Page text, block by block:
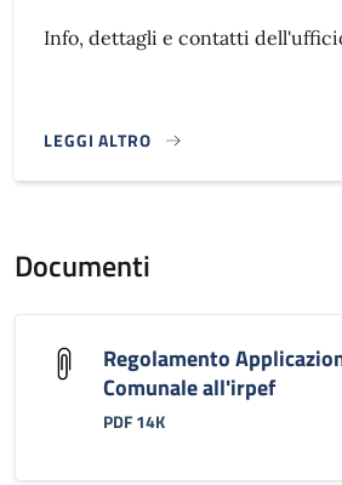
Info, dettagli e contatti
LEGGI ALTRO
}
Documenti
Regolamento
Comunale all'irpef
PDF 14K